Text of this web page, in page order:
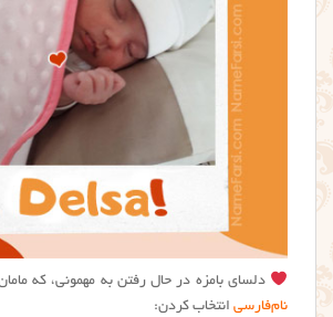
دلسای بامزه در حال رفتن به مهمونی، که
نام‌فارسی انتخاب کردن: